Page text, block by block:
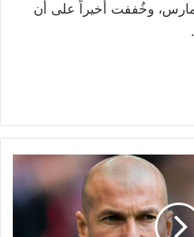
العام منذ الـ25 من مارس، وخُففت أخيراً على أن
.